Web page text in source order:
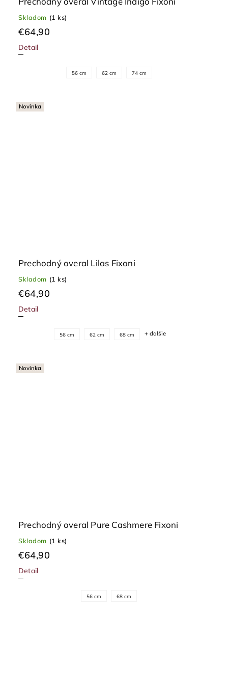
Skladom (1 ks)
€64,90
Detail
56 cm 62 cm 74 cm
Novinka
Prechodný overal Lilas Fixoni
Skladom (1 ks)
€64,90
Detail
56 cm 62 cm 68 cm + ďalšie
Novinka
Prechodný overal Pure Cashmere Fixoni
Skladom (1 ks)
€64,90
Detail
56 cm 68 cm